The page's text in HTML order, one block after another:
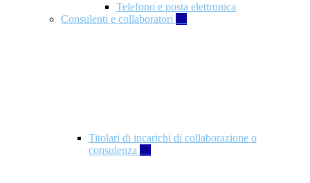
Telefono e posta elettronica
Consulenti e collaboratori 57
Titolari di incarichi di collaborazione o
consulenza 57